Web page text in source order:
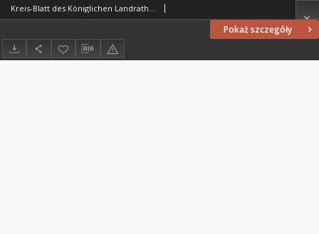
Pokaż szczegóły
Kreis-Blatt des Königlichen Landraths-Amtes Kreises Löbau. z Neumark 1885, nr 47